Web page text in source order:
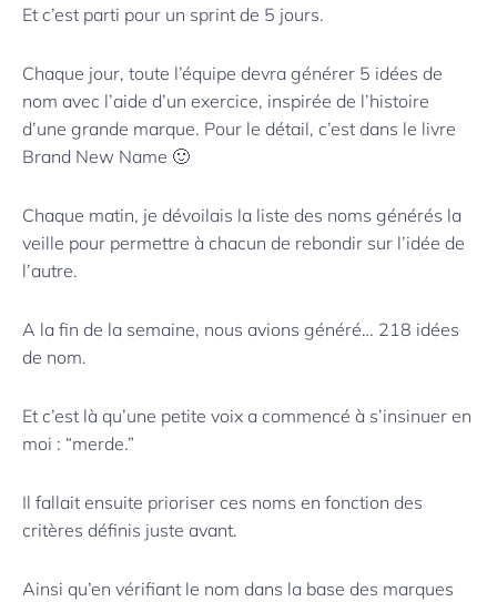
Et c’est parti pour un sprint de 5 jours.
Chaque jour, toute l’équipe devra générer 5 idées de
nom avec l’aide d’un exercice, inspirée de l’histoire
d’une grande marque. Pour le détail, c’est dans le livre
Brand New Name 🙂
Chaque matin, je dévoilais la liste des noms générés la
veille pour permettre à chacun de rebondir sur l’idée de
l’autre.
A la fin de la semaine, nous avions généré… 218 idées
de nom.
Et c’est là qu’une petite voix a commencé à s’insinuer en
moi : “merde.”
Il fallait ensuite prioriser ces noms en fonction des
critères définis juste avant.
Ainsi qu’en vérifiant le nom dans la base des marques